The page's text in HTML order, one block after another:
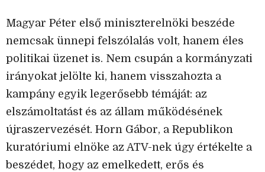
Magyar Péter első miniszterelnöki beszéde
nemcsak ünnepi felszólalás volt, hanem éles
politikai üzenet is. Nem csupán a kormányzati
irányokat jelölte ki, hanem visszahozta a
kampány egyik legerősebb témáját: az
elszámoltatást és az állam működésének
újraszervezését. Horn Gábor, a Republikon
kuratóriumi elnöke az ATV-nek úgy értékelte a
beszédet, hogy az emelkedett, erős és